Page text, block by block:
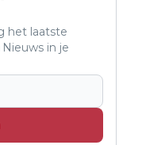
het laatste
in je